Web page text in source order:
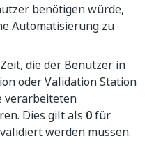
benötigen würde,
Automatisierung zu
die der Benutzer in
oder Validation Station
verarbeiteten
Dies gilt als 0für
werden müssen.